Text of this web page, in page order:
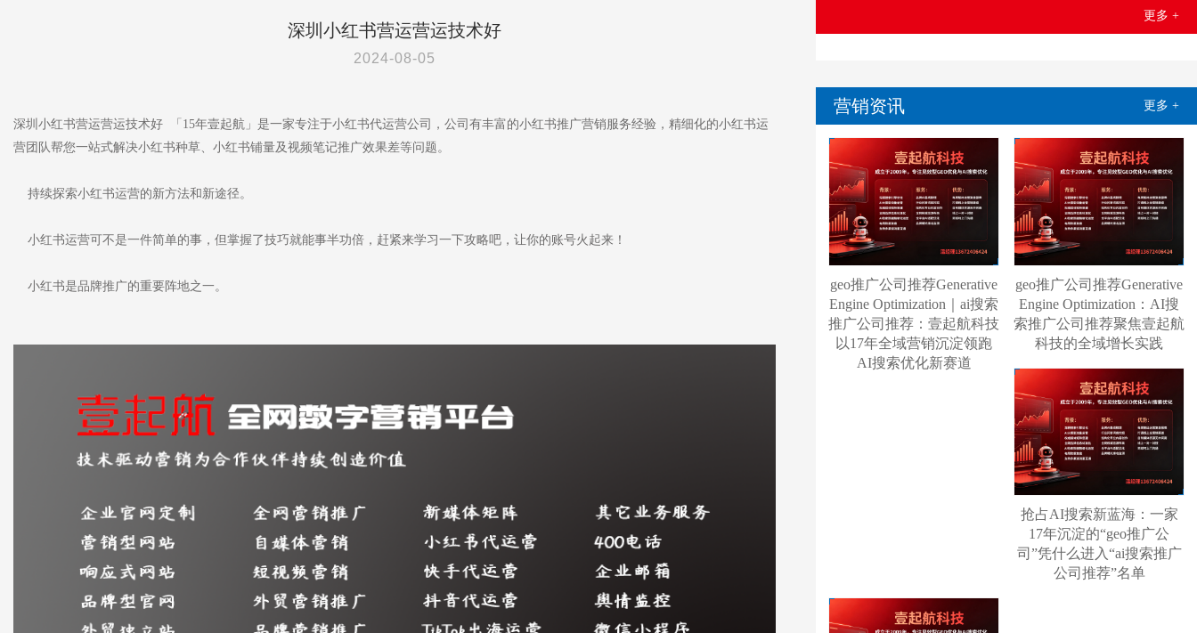
深圳小红书营运营运技术好
2024-08-05
深圳小红书营运营运技术好 「15年壹起航」是一家专注于小红书代运营公司，公司有丰富的小红书推广营销服务经验，精细化的小红书运
营团队帮您一站式解决小红书种草、小红书铺量及视频笔记推广效果差等问题。
持续探索小红书运营的新方法和新途径。
小红书运营可不是一件简单的事，但掌握了技巧就能事半功倍，赶紧来学习一下攻略吧，让你的账号火起来！
小红书是品牌推广的重要阵地之一。
更多 +
营销资讯 更多 +
geo推广公司推荐Generative
Engine Optimization｜ai搜索
推广公司推荐：壹起航科技
以17年全域营销沉淀领跑
AI搜索优化新赛道
geo推广公司推荐Generative
Engine Optimization：AI搜
索推广公司推荐聚焦壹起航
科技的全域增长实践
抢占AI搜索新蓝海：一家
17年沉淀的“geo推广公
司”凭什么进入“ai搜索推广
公司推荐”名单